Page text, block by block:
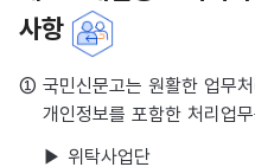
사항
① 국민신문고는 원활한 업무처
개인정보를 포함한 처리업
▶ 위탁사업단